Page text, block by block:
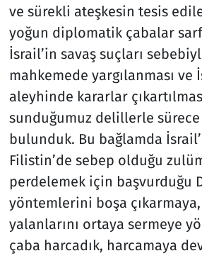
ve sürekli ateşkesin tesis
yoğun diplomatik çabalar
İsrail’in savaş suçları
mahkemede yargılanması
aleyhinde kararlar
sunduğumuz delillerle sürece
bulunduk. Bu bağlamda
Filistin’de sebep olduğu
perdelemek için başvurduğu
yöntemlerini boşa
yalanlarını ortaya sermeye
çaba harcadık, harcamaya